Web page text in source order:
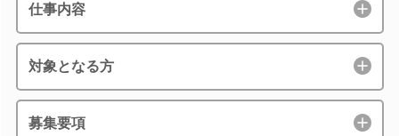
仕事内容
対象となる方
募集要項